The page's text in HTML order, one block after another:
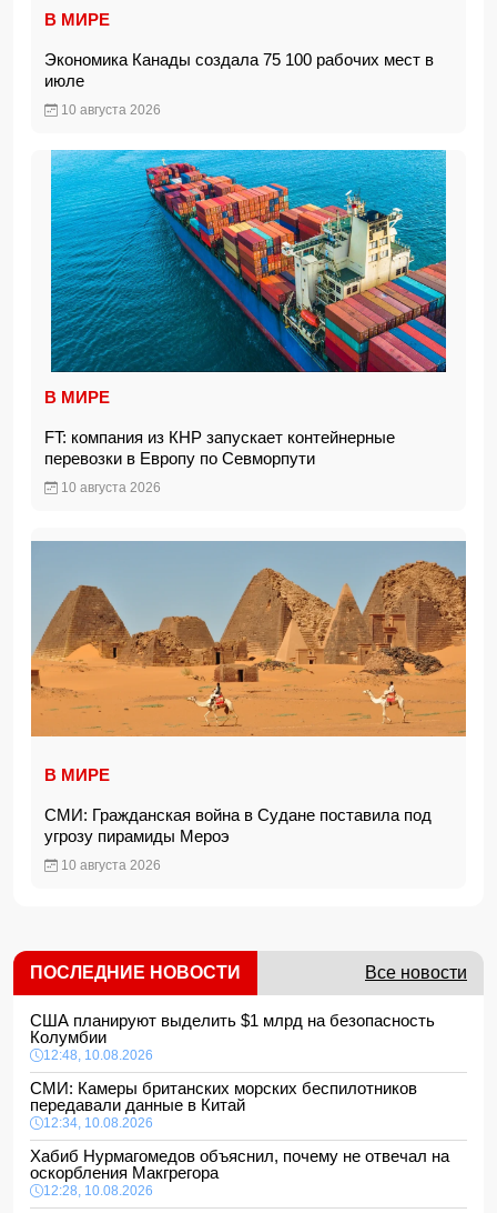
В МИРЕ
Экономика Канады создала 75 100 рабочих мест в
июле
10 августа 2026
В МИРЕ
FT: компания из КНР запускает контейнерные
перевозки в Европу по Севморпути
10 августа 2026
В МИРЕ
СМИ: Гражданская война в Судане поставила под
угрозу пирамиды Мероэ
10 августа 2026
ПОСЛЕДНИЕ НОВОСТИ Все новости
США планируют выделить $1 млрд на безопасность
Колумбии
12:48, 10.08.2026
СМИ: Камеры британских морских беспилотников
передавали данные в Китай
12:34, 10.08.2026
Хабиб Нурмагомедов объяснил, почему не отвечал на
оскорбления Макгрегора
12:28, 10.08.2026